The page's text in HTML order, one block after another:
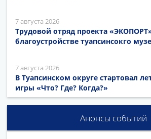
7 августа 2026
Трудовой отряд проекта
благоустройстве туапсинсокго
7 августа 2026
В Туапсинском округе стартовал
игры «Что? Где? Когда?»
Анонсы событий